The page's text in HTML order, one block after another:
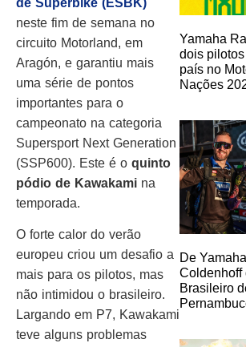
neste fim de semana no
circuito Motorland, em
Aragón, e garantiu mais
uma série de pontos
importantes para o
campeonato na categoria
Supersport Next Generation
(SSP600). Este é o quinto
pódio de Kawakami na
temporada.
O forte calor do verão
europeu criou um desafio a
mais para os pilotos, mas
não intimidou o brasileiro.
Largando em P7, Kawakami
teve alguns problemas
Yamaha
dois
país no
Nações
De
Coldenhoff
Brasileiro